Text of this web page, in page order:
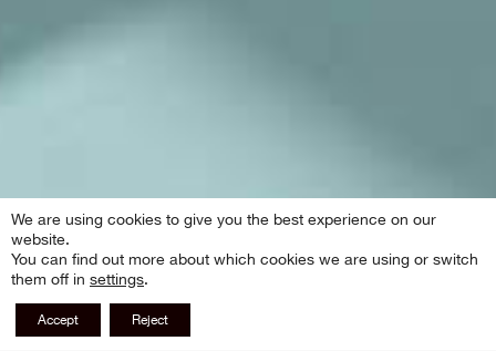
We are using cookies to give you the best experience on our
website.
You can find out more about which cookies we are using or switch
them off in settings.
Accept Reject